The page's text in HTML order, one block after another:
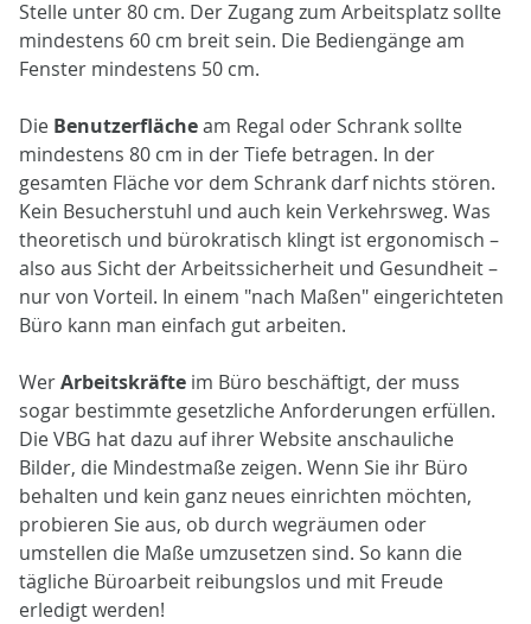
Stelle unter 80 cm. Der Zugang zum Arbeitsplatz sollte
mindestens 60 cm breit sein. Die Bediengänge am
Fenster mindestens 50 cm.
Die Benutzerflächeam Regal oder Schrank sollte
mindestens 80 cm in der Tiefe betragen. In der
gesamten Fläche vor dem Schrank darf nichts stören.
Kein Besucherstuhl und auch kein Verkehrsweg. Was
theoretisch und bürokratisch klingt ist ergonomisch –
also aus Sicht der Arbeitssicherheit und Gesundheit –
nur von Vorteil. In einem "nach Maßen" eingerichteten
Büro kann man einfach gut arbeiten.
WerArbeitskräfte im Büro beschäftigt, der muss
sogar bestimmte gesetzliche Anforderungen erfüllen.
Die VBG hat dazu auf ihrer Website anschauliche
Bilder, die Mindestmaße zeigen. Wenn Sie ihr Büro
behalten und kein ganz neues einrichten möchten,
probieren Sie aus, ob durch wegräumen oder
umstellen die Maße umzusetzen sind. So kann die
tägliche Büroarbeit reibungslos und mit Freude
erledigt werden!